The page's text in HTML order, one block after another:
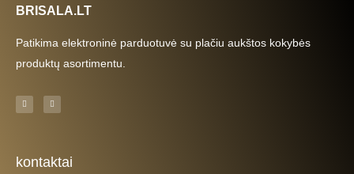
BRISALA.LT
Patikima elektroninė parduotuvė su plačiu aukštos kokybės
produktų asortimentu.
F
a
c
-
f
I
n
s
m
kontaktai